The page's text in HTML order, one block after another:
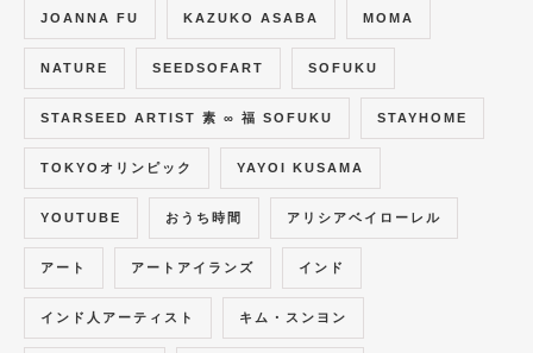
JOANNA FU KAZUKO ASABA MOMA
NATURE SEEDSOFART SOFUKU
STARSEED ARTIST 素 ∞ 福 SOFUKU STAYHOME
TOKYOオリンピック YAYOI KUSAMA
YOUTUBE おうち時間 アリシアベイローレル
アート アートアイランズ インド
インド人アーティスト キム・スンヨン